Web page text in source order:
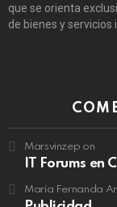
que se orienta
de bienes y servicios
Marsvinzep on
IT Forums en
María Fernanda